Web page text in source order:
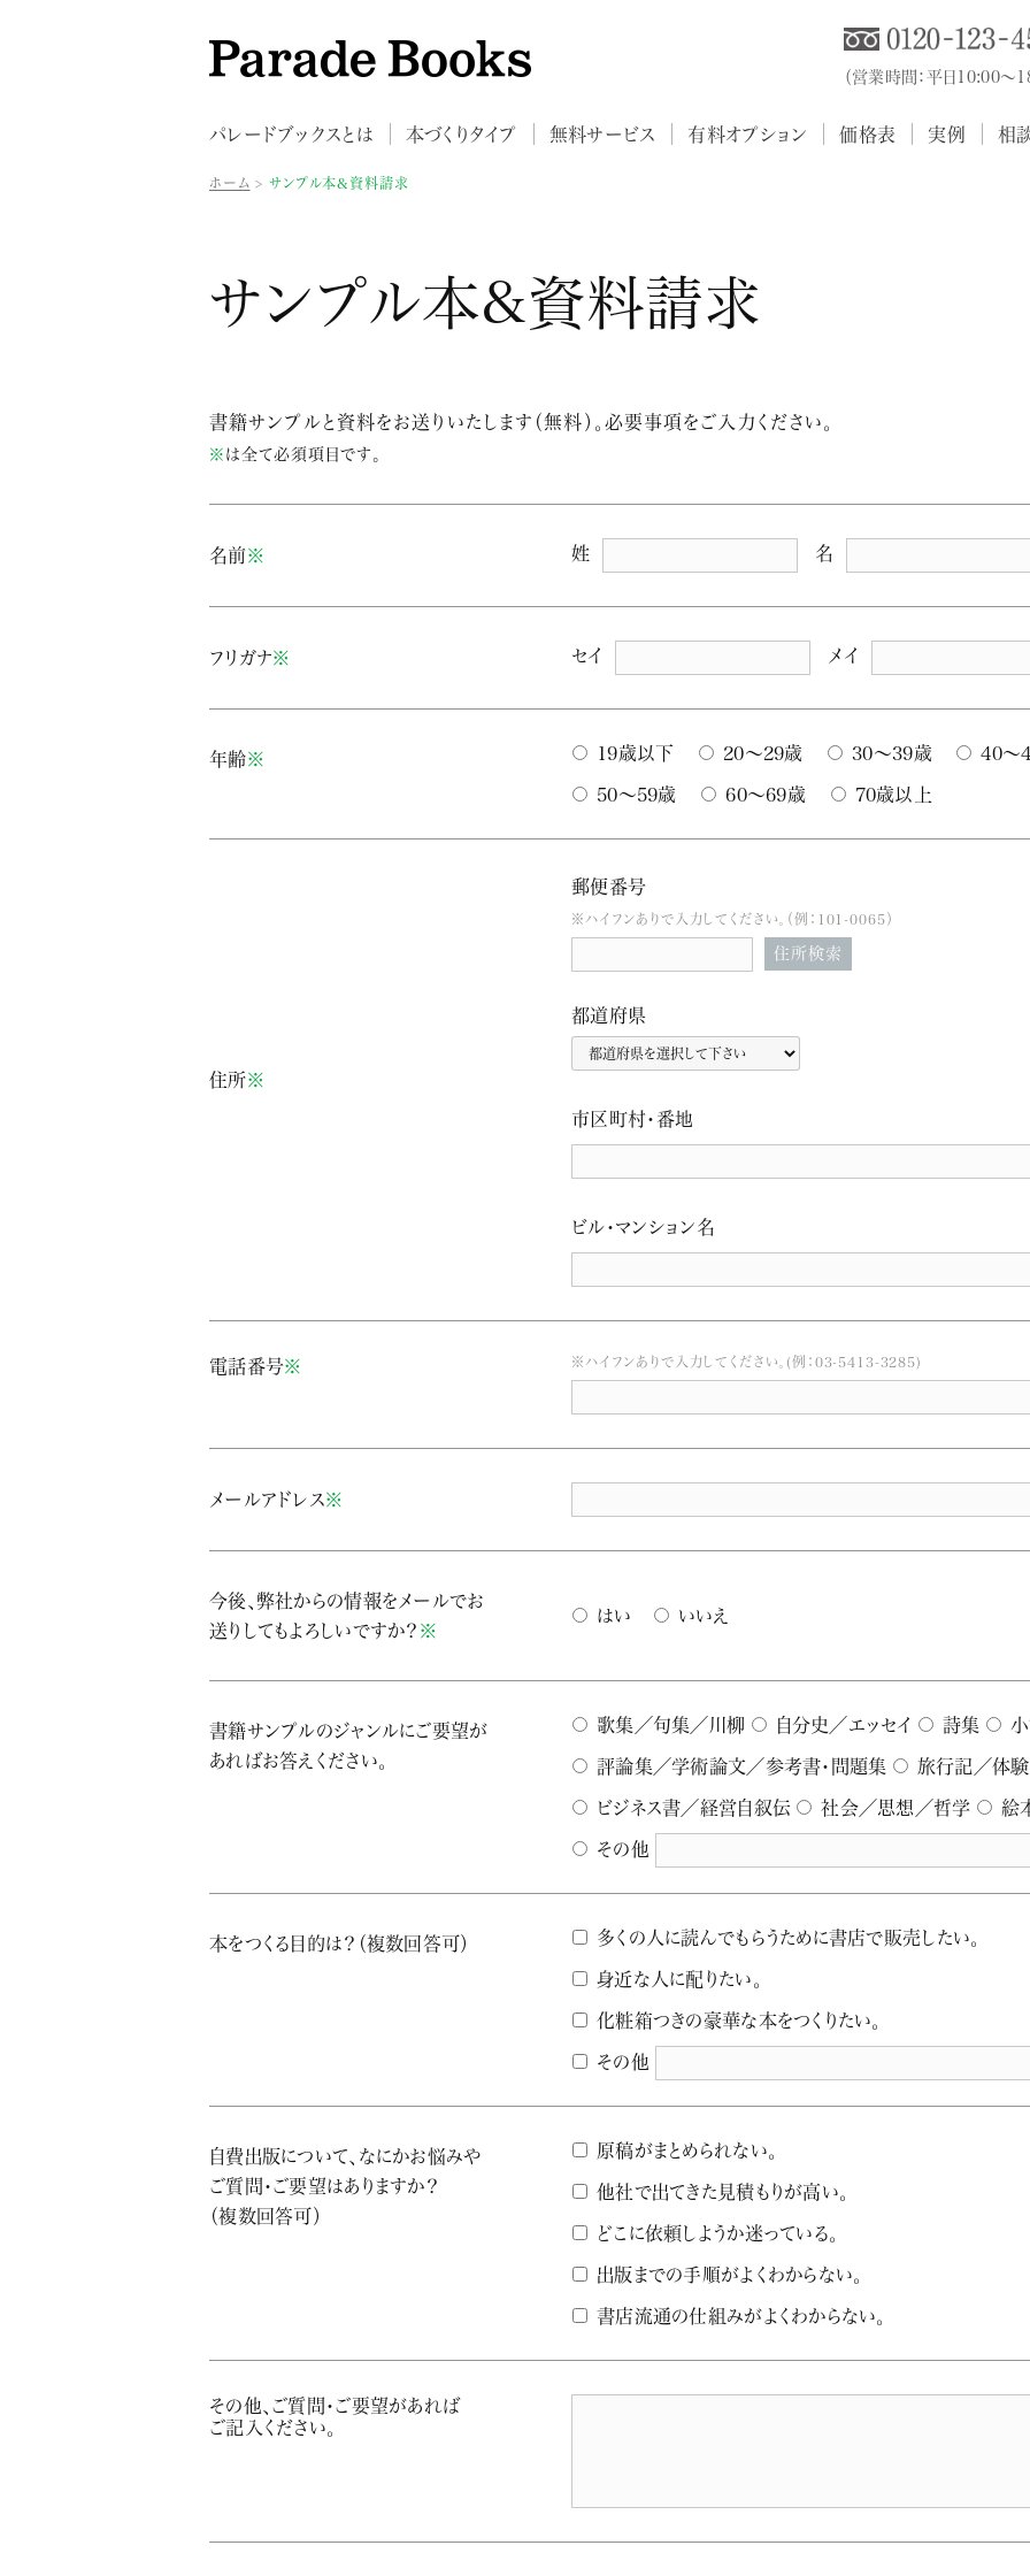
（営業時間：平日10:00
パレードブックスとは 本づくりタイプ 無料サービス 有料オプション 価格表 実例 相
ホーム サンプル本&資料請求
サンプル本&資料請求
書籍サンプルと資料をお送りいたします（無料）。必要事項をご入力ください。
※は全て必須項目です。
名前※ 姓 名
フリガナ※ セイ メイ
年齢※ 19歳以下 20～29歳 30～39歳
40
50～59歳
60～69歳 70歳以上
住所※
郵便番号
※ハイフンありで入力してください。（例：101-0065）
住所検索
都道府県
市区町村・番地
ビル・マンション名
電話番号※ ※ハイフンありで入力してください。(例：03-5413-3285)
メールアドレス※
今後、弊社からの情報をメールでお
送りしてもよろしいですか？ ※
はい いいえ
書籍サンプルのジャンルにご要望が
あればお答えください。
歌集／句集／川柳 自分史／エッセイ 詩集
評論集／学術論文／参考書・問題集
旅行記／体
ビジネス書／経営自叙伝
社会／思想／哲学
絵
その他
本をつくる目的は？（複数回答可）
多くの人に読んでもらうために書店で販売したい。
身近な人に配りたい。
化粧箱つきの豪華な本をつくりたい。
その他
自費出版について、なにかお悩みや
ご質問・ご要望はありますか？
（複数回答可）
原稿がまとめられない。
他社で出てきた見積もりが高い。
どこに依頼しようか迷っている。
出版までの手順がよくわからない。
書店流通の仕組みがよくわからない。
その他、ご質問・ご要望があれば
ご記入ください。